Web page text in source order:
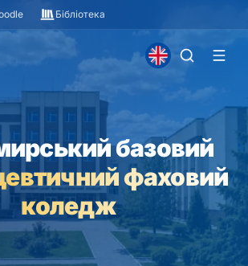
Бібліотека
базовий
фаховий
коледж